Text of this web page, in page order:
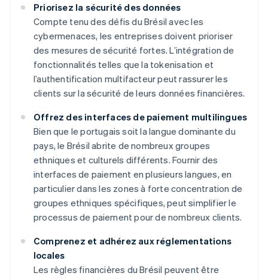
Priorisez la sécurité des données
Compte tenu des défis du Brésil avec les
cybermenaces, les entreprises doivent prioriser
des mesures de sécurité fortes. L’intégration de
fonctionnalités telles que la tokenisation et
l’authentification multifacteur peut rassurer les
clients sur la sécurité de leurs données financières.
Offrez des interfaces de paiement multilingues
Bien que le portugais soit la langue dominante du
pays, le Brésil abrite de nombreux groupes
ethniques et culturels différents. Fournir des
interfaces de paiement en plusieurs langues, en
particulier dans les zones à forte concentration de
groupes ethniques spécifiques, peut simplifier le
processus de paiement pour de nombreux clients.
Comprenez et adhérez aux réglementations
locales
Les règles financières du Brésil peuvent être